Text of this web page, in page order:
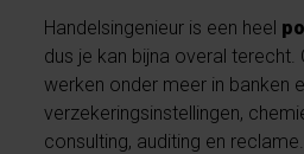
Handelsingenieur is een heel
dus je kan bijna overal terecht.
werken onder meer in banken
verzekeringsinstellingen,
consulting, auditing en